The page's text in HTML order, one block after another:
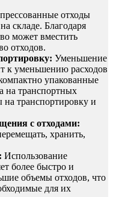
отходы
складе. Благодаря
может вместить
отходов.
Уменьшение
к уменьшению расходов
упакованные
на транспортных
на транспортировку и
с отходами:
хранить,
Использование
более быстро и
объемы отходов, что
для их